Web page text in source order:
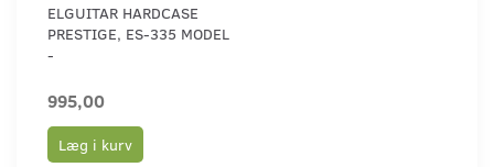
ELGUITAR HARDCASE
PRESTIGE, ES-335 MODEL
-
995,00
Læg i kurv